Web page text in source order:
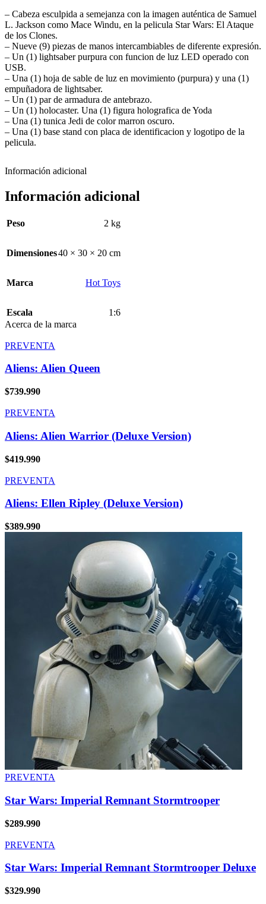
– Cabeza esculpida a semejanza con la imagen auténtica de Samuel
L. Jackson como Mace Windu, en la pelicula Star Wars: El Ataque
de los Clones.
– Nueve (9) piezas de manos intercambiables de diferente expresión.
– Un (1) lightsaber purpura con funcion de luz LED operado con
USB.
– Una (1) hoja de sable de luz en movimiento (purpura) y una (1)
empuñadora de lightsaber.
– Un (1) par de armadura de antebrazo.
– Un (1) holocaster. Una (1) figura holografica de Yoda
– Una (1) tunica Jedi de color marron oscuro.
– Una (1) base stand con placa de identificacion y logotipo de la
pelicula.
Información adicional
Información adicional
Peso 2 kg
Dimensiones40 × 30 × 20 cm
Marca Hot Toys
Escala
1:6
Acerca de la marca
PREVENTA
Aliens: Alien Queen
$739.990
PREVENTA
Aliens: Alien Warrior (Deluxe Version)
$419.990
PREVENTA
Aliens: Ellen Ripley (Deluxe Version)
$389.990
PREVENTA
Star Wars: Imperial Remnant Stormtrooper
$289.990
PREVENTA
Star Wars: Imperial Remnant Stormtrooper Deluxe
$329.990